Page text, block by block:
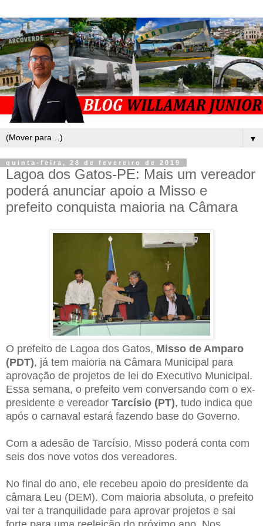
▼
quinta-feira, 28 de fevereiro de 2019
Lagoa dos Gatos-PE: Mais um vereador
poderá anunciar apoio a Misso e
prefeito conquista maioria na Câmara
O prefeito de Lagoa dos Gatos, Misso de Amparo
(PDT), já tem maioria na Câmara Municipal para
aprovação de projetos de lei do Executivo Municipal.
Essa semana, o prefeito vem conversando com o ex-
presidente e vereador Tarcísio (PT), tudo indica que
após o carnaval estará fazendo base do Governo.
Com a adesão de Tarcísio, Misso poderá conta com
seis dos nove votos dos vereadores.
No final do ano, ele recebeu apoio do presidente da
câmara Leu (DEM). Com maioria absoluta, o prefeito
vai ter a tranquilidade para aprovar projetos e sai